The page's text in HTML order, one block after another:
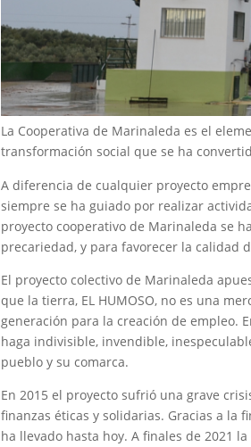
La Cooperativa de Marinaleda es el
transformación social que se ha
A diferencia de cualquier proyecto
siempre se ha guiado por realizar
proyecto cooperativo de Marinaleda se
precariedad, y para favorecer la calidad
El proyecto colectivo de Marinaleda
que la tierra, EL HUMOSO, no es una
generación para la creación de empleo.
haga indivisible, invendible,
pueblo y su comarca.
En 2015 el proyecto sufrió una grave
finanzas éticas y solidarias. Gracias a la
ha llevado hasta hoy. A finales de 2021